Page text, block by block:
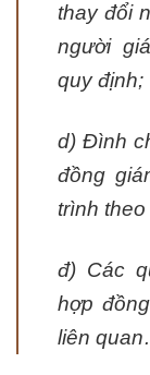
thay đổi
người
quy định;
d) Đình
đồng
trình
đ) Các
hợp
liên